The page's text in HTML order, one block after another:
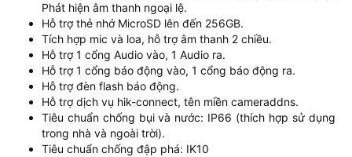
Phát hiện âm thanh ngoại lệ.
Hỗ trợ thẻ nhớ MicroSD lên đến 256GB.
Tích hợp mic và loa, hỗ trợ âm thanh 2 chiều.
Hỗ trợ 1 cổng Audio vào, 1 Audio ra.
Hỗ trợ 1 cổng báo động vào, 1 cổng báo động ra.
Hỗ trợ đèn flash báo động.
Hỗ trợ dịch vụ hik-connect, tên miền cameraddns.
Tiêu chuẩn chống bụi và nước: IP66 (thích hợp sử dụng
trong nhà và ngoài trời).
Tiêu chuẩn chống đập phá: IK10